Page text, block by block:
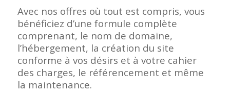
Avec nos offres où tout est compris, vous
bénéficiez d’une formule complète
comprenant, le nom de domaine,
l’hébergement, la création du site
conforme à vos désirs et à votre cahier
des charges, le référencement et même
la maintenance.